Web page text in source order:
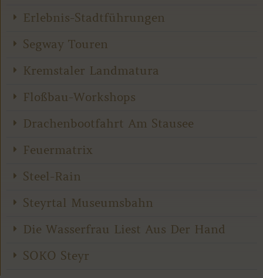
Erlebnis-Stadtführungen
Segway Touren
Kremstaler Landmatura
Floßbau-Workshops
Drachenbootfahrt Am Stausee
Feuermatrix
Steel-Rain
Steyrtal Museumsbahn
Die Wasserfrau Liest Aus Der Hand
SOKO Steyr